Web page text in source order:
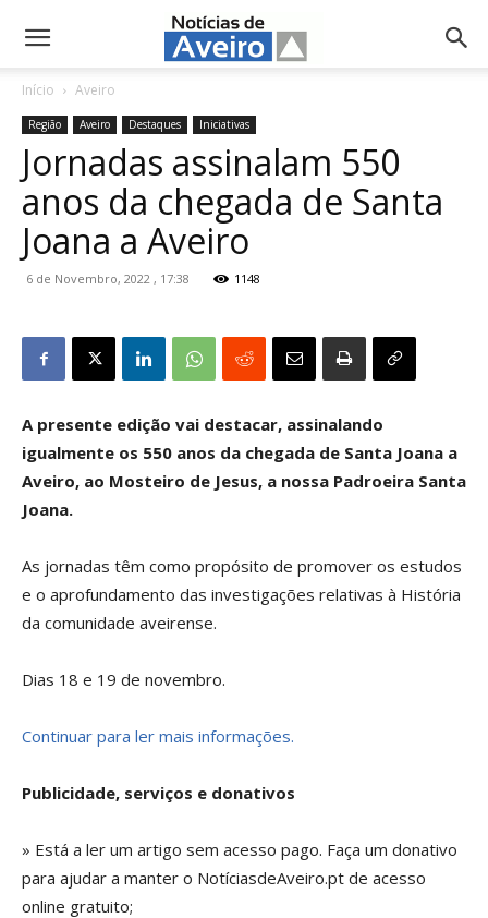
NotíciasdeAveiro.pt
Início Aveiro
Região Aveiro Destaques Iniciativas
Jornadas assinalam 550
anos da chegada de Santa
Joana a Aveiro
6 de Novembro, 2022 , 17:38 1148
A presente edição vai destacar, assinalando
igualmente os 550 anos da chegada de Santa Joana a
Aveiro, ao Mosteiro de Jesus, a nossa Padroeira Santa
Joana.
As jornadas têm como propósito de promover os estudos
e o aprofundamento das investigações relativas à História
da comunidade aveirense.
Dias 18 e 19 de novembro.
Continuar para ler mais informações.
Publicidade, serviços e donativos
» Está a ler um artigo sem acesso pago. Faça um donativo
para ajudar a manter o NotíciasdeAveiro.pt de acesso
online gratuito;